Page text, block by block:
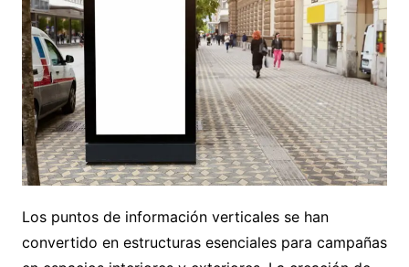
Los puntos de información verticales se han
convertido en estructuras esenciales para campañas